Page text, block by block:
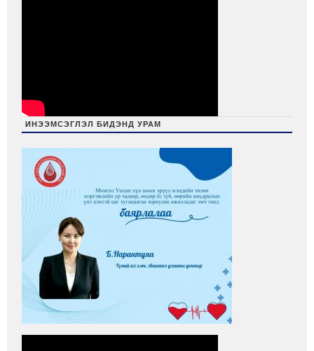
ИНЭЭМСЭГЛЭЛ БИДЭНД УРАМ